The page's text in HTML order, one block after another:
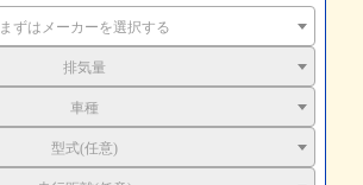
まずはメーカーを選択する
排気量
車種
型式(任意)